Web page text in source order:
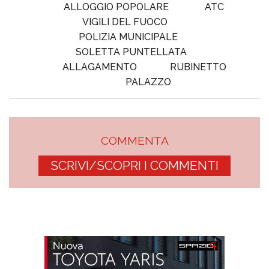
ALLOGGIO POPOLARE
ATC
VIGILI DEL FUOCO
POLIZIA MUNICIPALE
SOLETTA PUNTELLATA
ALLAGAMENTO
RUBINETTO
PALAZZO
COMMENTA
SCRIVI/SCOPRI I COMMENTI